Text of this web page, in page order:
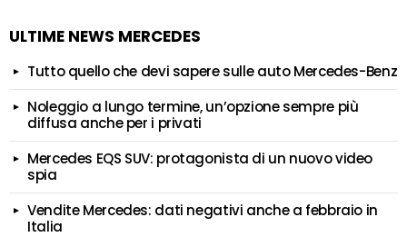
ULTIME NEWS MERCEDES
Tutto quello che devi sapere sulle auto Mercedes-Benz
Noleggio a lungo termine, un’opzione sempre più
diffusa anche per i privati
Mercedes EQS SUV: protagonista di un nuovo video
spia
Vendite Mercedes: dati negativi anche a febbraio in
Italia